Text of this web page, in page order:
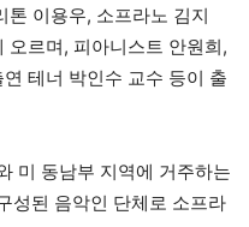
톤 이용우, 소프라노 김지
오르며, 피아니스트 안원희,
테너 박인수 교수 등이 출
미 동남부 지역에 거주하는
성된 음악인 단체로 소프라